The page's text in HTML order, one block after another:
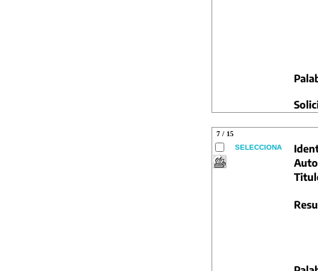
7 / 15
SELECCIONA